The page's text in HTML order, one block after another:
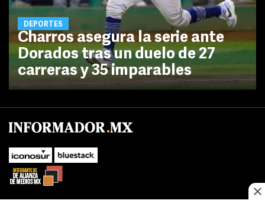
DEPORTES
Charros asegura la serie ante
Dorados tras un duelo de 27
carreras y 35 imparables